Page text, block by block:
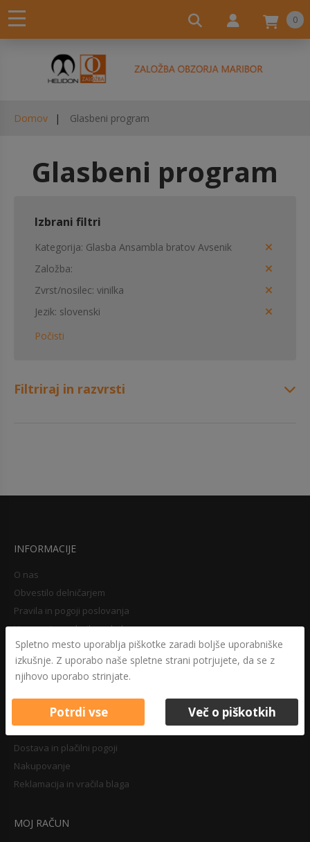
0
Domov Glasbeni program
Glasbeni program
Izbrani filtri
Kategorija Glasba Ansambla bratov Avsenik
Založba
Zvrst/nosilec vinilka
Jezik slovenski
Počisti
Filtriraj in razvrsti
INFORMACIJE
O nas
Obvestilo delničarjem
Pravila in pogoji poslovanja
Varovanje osebnih podatkov
Druga določila
Pravilnik o zasebnosti
Pravno obvestilo
Dostava in plačilni pogoji
Nakupovanje
Reklamacija in vračila blaga
MOJ RAČUN
Spletno mesto uporablja piškotke zaradi boljše uporabniške
izkušnje. Z uporabo naše spletne strani potrjujete, da se z
njihovo uporabo strinjate.
Potrdi vse Več o piškotkih